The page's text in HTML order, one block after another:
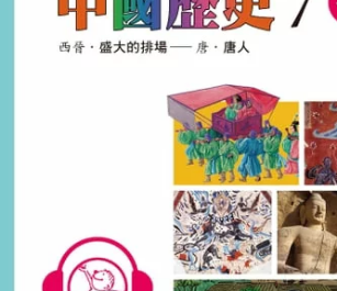
居家生活 3C家電
男裝 化妝保養
電子/紙本書
HOT